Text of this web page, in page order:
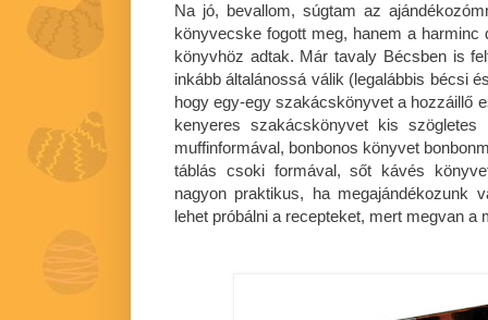
Na jó, bevallom, súgtam az
könyvecske fogott meg, hanem a
könyvhöz adtak. Már tavaly Bécsben is
inkább általánossá válik (legalábbis bécsi
hogy egy-egy szakácskönyvet a hozzáillő
kenyeres szakácskönyvet kis szögletes
muffinformával, bonbonos könyvet
táblás csoki formával, sőt kávés
nagyon praktikus, ha megajándékozunk
lehet próbálni a recepteket, mert megvan